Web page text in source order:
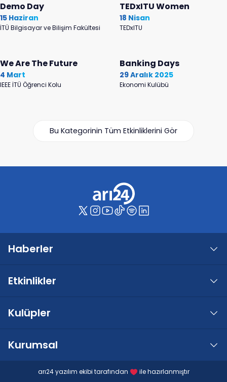
Demo Day
15 Haziran
İTÜ Bilgisayar ve Bilişim Fakültesi
TEDxITU Women
18 Nisan
TEDxITU
We Are The Future
4 Mart
IEEE İTÜ Öğrenci Kolu
Banking Days
29 Aralık 2025
Ekonomi Kulübü
Bu Kategorinin Tüm Etkinliklerini Gör
Haberler
Etkinlikler
Kulüpler
Kurumsal
arı24 yazılım ekibi tarafından ile hazırlanmıştır